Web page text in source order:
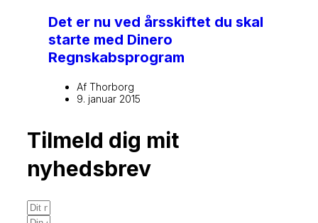
Det er nu ved årsskiftet du skal
starte med Dinero
Regnskabsprogram
Af Thorborg
9. januar 2015
Tilmeld dig mit
nyhedsbrev